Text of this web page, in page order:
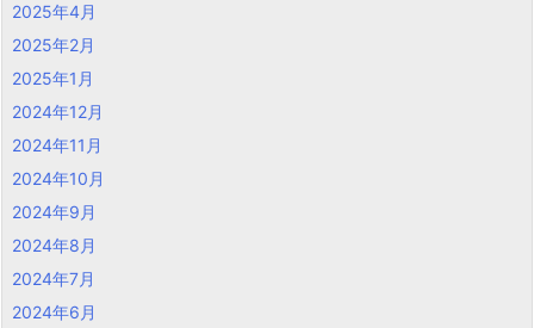
2025年4月
2025年2月
2025年1月
2024年12月
2024年11月
2024年10月
2024年9月
2024年8月
2024年7月
2024年6月